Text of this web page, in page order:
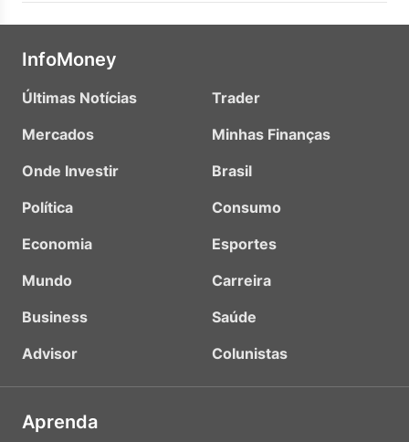
InfoMoney
Últimas Notícias
Mercados
Onde Investir
Política
Economia
Mundo
Business
Advisor
Trader
Minhas Finanças
Brasil
Consumo
Esportes
Carreira
Saúde
Colunistas
Aprenda